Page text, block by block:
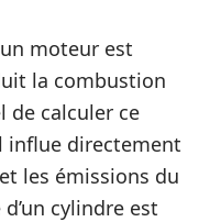
moteur est
la combustion
de calculer ce
influe directement
les émissions du
cylindre est